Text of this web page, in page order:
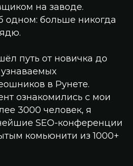
на заводе.
одном: больше никогда
путь от новичка до
в Рунете.
ознакомились с мои
3000 человек, я
SEO-конференции
комьюнити из 1000+